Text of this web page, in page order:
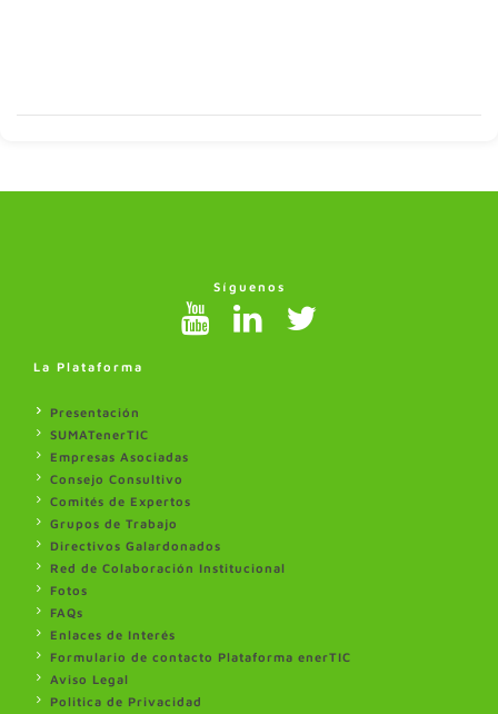
Síguenos
La Plataforma
Presentación
SUMATenerTIC
Empresas Asociadas
Consejo Consultivo
Comités de Expertos
Grupos de Trabajo
Directivos Galardonados
Red de Colaboración Institucional
Fotos
FAQs
Enlaces de Interés
Formulario de contacto Plataforma enerTIC
Aviso Legal
Politica de Privacidad